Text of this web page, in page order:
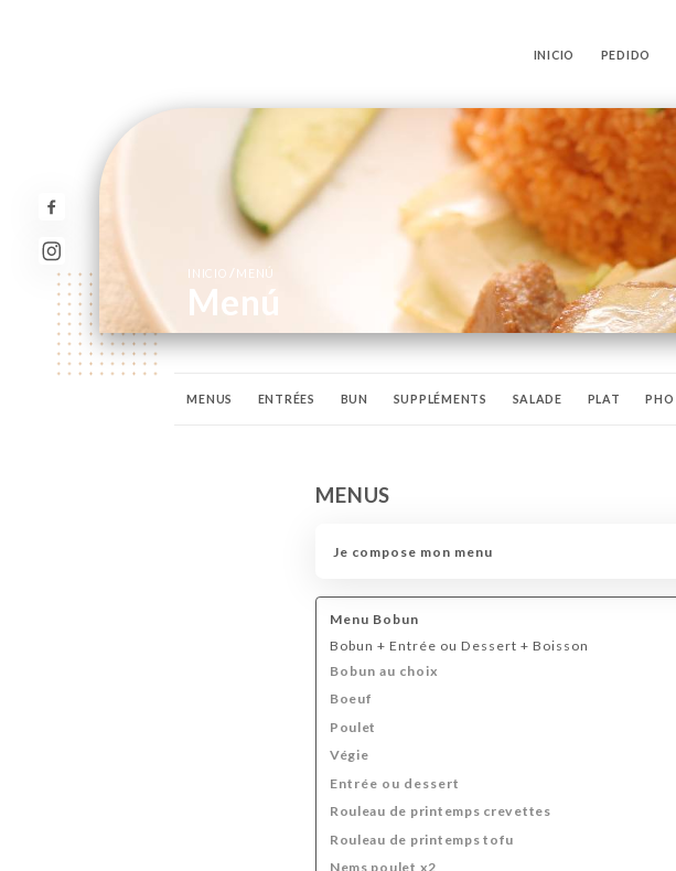
INICIO PEDIDO
INICIO/ MENÚ
Menú
MENUS ENTRÉES BUN SUPPLÉMENTS SALADE PLAT PHO
MENUS
Je compose mon menu
Menu Bobun
Bobun + Entrée ou Dessert + Boisson
Bobun au choix
Boeuf
Poulet
Végie
Entrée ou dessert
Rouleau de printemps crevettes
Rouleau de printemps tofu
Nems poulet x2